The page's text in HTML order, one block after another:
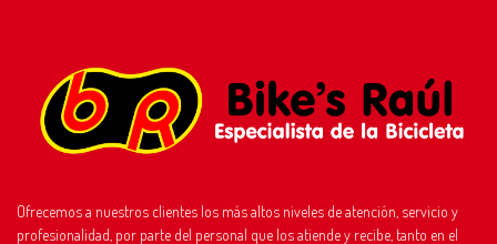
Ofrecemos a nuestros clientes los más altos niveles de atención, servicio y
profesionalidad, por parte del personal que los atiende y recibe, tanto en el